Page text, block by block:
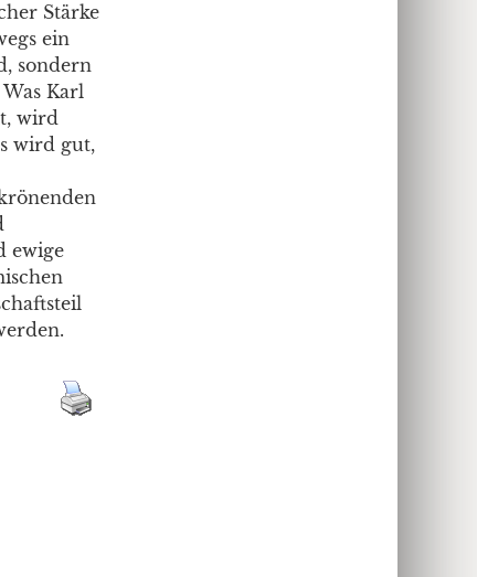
Stärke
ein
sondern
Karl
wird
wird gut,
ewige